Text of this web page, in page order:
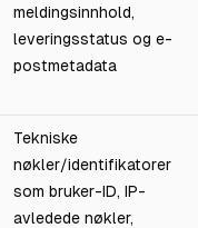
meldingsinnhold,
leveringsstatus og e-
postmetadata
Tekniske
nøkler/identifikatorer
som bruker-ID, IP-
avledede nøkler,